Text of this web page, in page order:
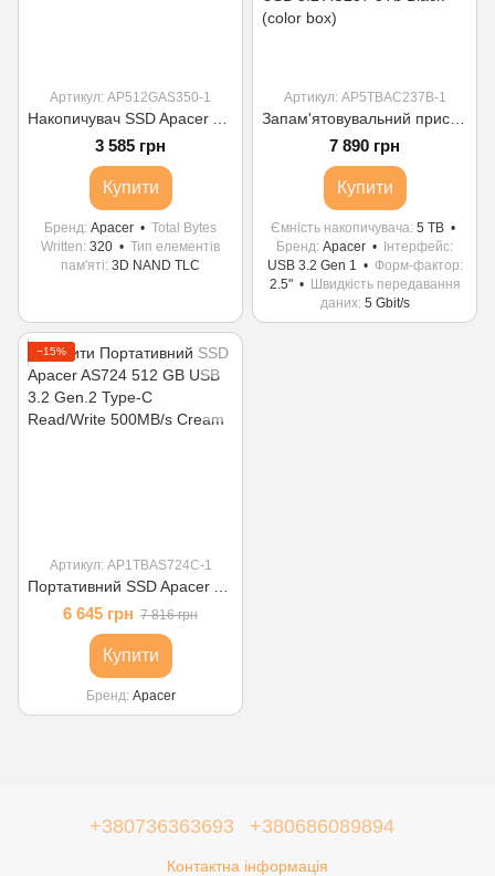
Артикул: AP512GAS350-1
Накопичувач SSD Apacer AS350 512GB 2.5" 7mm SATAIII Standard
3 585 грн
Купити
Бренд Apacer
Total Bytes
Written 320
Тип елементів
пам'яті 3D NAND TLC
Артикул: AP5TBAC237B-1
Запам'ятовувальний пристрій-портативний зовнішній жорсткий диск PHD External 2.5'' Apacer USB 3.2 AC237 5Tb Black (color box)
7 890 грн
Купити
Ємність накопичувача 5 TB
Бренд Apacer
Інтерфейс
USB 3.2 Gen 1
Форм-фактор
2.5"
Швидкість передавання
даних 5 Gbit/s
−15%
Артикул: AP1TBAS724C-1
Портативний SSD Apacer AS724 512 GB USB 3.2 Gen.2 Type-C Read/Write 500MB/s Cream
6 645 грн 7 816 грн
Купити
Бренд Apacer
+380736363693 +380686089894
Контактна інформація